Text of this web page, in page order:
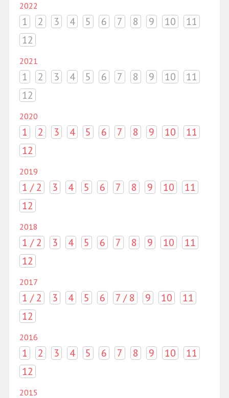
2022
1 2 3 4 5 6 7 8 9 10
11
12
2021
1 2 3 4 5 6 7 8 9 10
11
12
2020
1 2 3 4 5 6 7 8 9 10
11
12
2019
1 / 2 3 4 5 6 7 8 9 10
11
12
2018
1 / 2 3 4 5 6 7 8 9 10
11
12
2017
1 / 2 3 4 5 6 7 / 8 9 10
11
12
2016
1 2 3 4 5 6 7 8 9 10
11
12
2015